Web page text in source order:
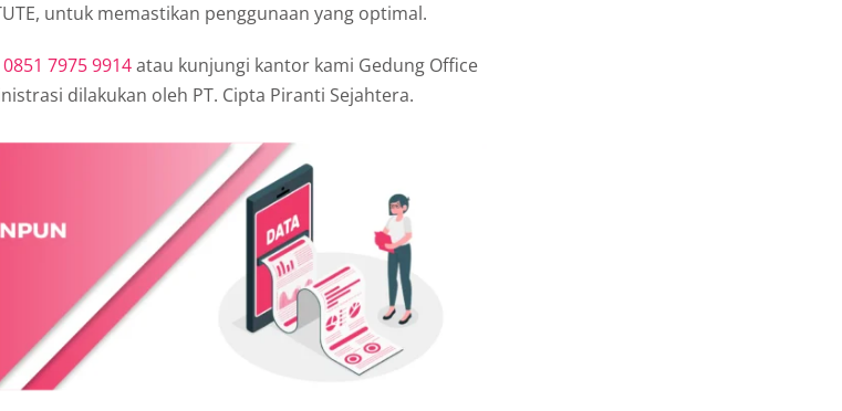
untuk memastikan penggunaan yang optimal.
0851 7975 9914atau kunjungi kantor kami Gedung Office
dilakukan oleh PT. Cipta Piranti Sejahtera.